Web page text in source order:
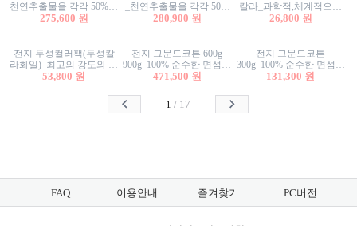
천연추출물을 각각 50%이
상 함유한 친환경그래픽
275,600 원
_천연추출물을 각각 50%
이상 함유한 친환경그래
280,900 원
칼라_과학적,체계적으로
분류된 200색을 갖춘 색지
26,800 원
전지 두성컬러팩(두성칼
라화일)_최고의 강도와 평
활성을 지닌 다양한 컬러
53,800 원
전지 그문드코튼 600g
900g_100% 순수한 면섬유
로 만든 친환경프리미엄
471,500 원
전지 그문드코튼
300g_100% 순수한 면섬유
로 만든 친환경프리미엄
131,300 원
1 / 17
FAQ 이용안내 즐겨찾기 PC버전